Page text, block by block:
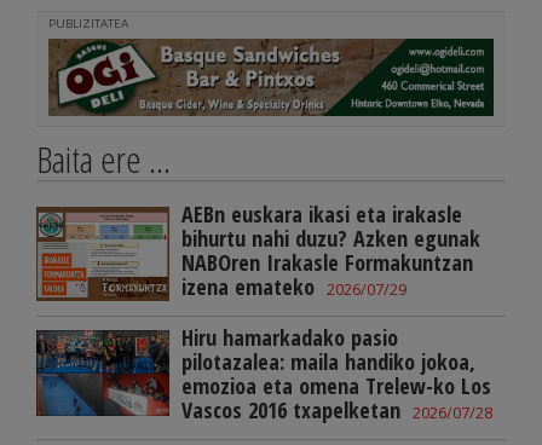
PUBLIZITATEA
Baita ere ...
AEBn euskara ikasi eta irakasle
bihurtu nahi duzu? Azken egunak
NABOren Irakasle Formakuntzan
izena emateko 2026/07/29
Hiru hamarkadako pasio
pilotazalea: maila handiko jokoa,
emozioa eta omena Trelew-ko Los
Vascos 2016 txapelketan 2026/07/28